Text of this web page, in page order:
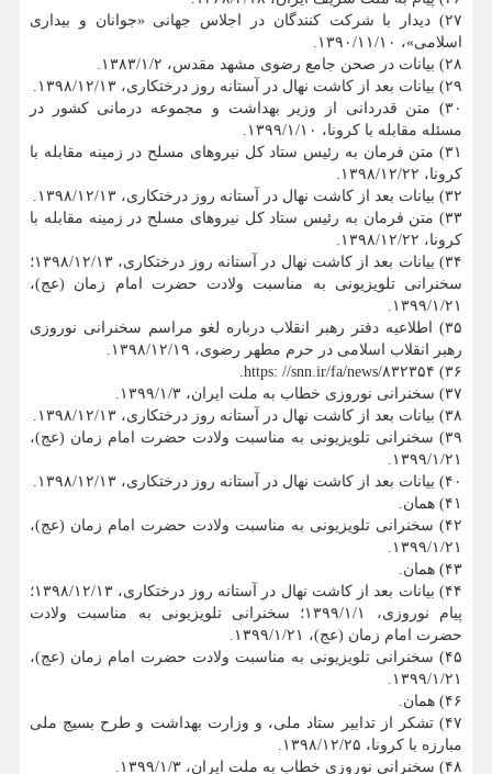
۲۷) دیدار با شرکت کنندگان در اجلاس جهانی «جوانان و بیداری
اسلامی»، ۱۳۹۰/۱۱/۱۰.
۲۸) بیانات در صحن جامع رضوی مشهد مقدس، ۱۳۸۳/۱/۲.
۲۹) بیانات بعد از کاشت نهال در آستانه روز درختکاری، ۱۳۹۸/۱۲/۱۳.
۳۰) متن قدردانی از وزیر بهداشت و مجموعه درمانی کشور در
مسئله مقابله با کرونا، ۱۳۹۹/۱/۱۰.
۳۱) متن فرمان به رئیس ستاد کل نیروهای مسلح در زمینه مقابله با
کرونا، ۱۳۹۸/۱۲/۲۲.
۳۲) بیانات بعد از کاشت نهال در آستانه روز درختکاری، ۱۳۹۸/۱۲/۱۳.
۳۳) متن فرمان به رئیس ستاد کل نیروهای مسلح در زمینه مقابله با
کرونا، ۱۳۹۸/۱۲/۲۲.
۳۴) بیانات بعد از کاشت نهال در آستانه روز درختکاری، ۱۳۹۸/۱۲/۱۳؛
سخنرانی تلویزیونی به مناسبت ولادت حضرت امام زمان (عج)،
۱۳۹۹/۱/۲۱.
۳۵) اطلاعیه دفتر رهبر انقلاب درباره لغو مراسم سخنرانی نوروزی
رهبر انقلاب اسلامی در حرم مطهر رضوی، ۱۳۹۸/۱۲/۱۹.
۳۶) https: //snn.ir/fa/news/۸۳۲۳۵۴.
۳۷) سخنرانی نوروزی خطاب به ملت ایران، ۱۳۹۹/۱/۳.
۳۸) بیانات بعد از کاشت نهال در آستانه روز درختکاری، ۱۳۹۸/۱۲/۱۳.
۳۹) سخنرانی تلویزیونی به مناسبت ولادت حضرت امام زمان (عج)،
۱۳۹۹/۱/۲۱.
۴۰) بیانات بعد از کاشت نهال در آستانه روز درختکاری، ۱۳۹۸/۱۲/۱۳.
۴۱) همان.
۴۲) سخنرانی تلویزیونی به مناسبت ولادت حضرت امام زمان (عج)،
۱۳۹۹/۱/۲۱.
۴۳) همان.
۴۴) بیانات بعد از کاشت نهال در آستانه روز درختکاری، ۱۳۹۸/۱۲/۱۳؛
پیام نوروزی، ۱۳۹۹/۱/۱؛ سخنرانی تلویزیونی به مناسبت ولادت
حضرت امام زمان (عج)، ۱۳۹۹/۱/۲۱.
۴۵) سخنرانی تلویزیونی به مناسبت ولادت حضرت امام زمان (عج)،
۱۳۹۹/۱/۲۱.
۴۶) همان.
۴۷) تشکر از تدابیر ستاد ملی، و وزارت بهداشت و طرح بسیج ملی
مبارزه با کرونا، ۱۳۹۸/۱۲/۲۵.
۴۸) سخنرانی نوروزی خطاب به ملت ایران، ۱۳۹۹/۱/۳.